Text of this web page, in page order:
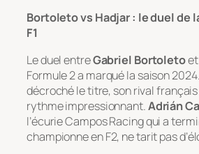
Bortoleto vs Hadjar : le duel de
F1
Le duel entreGabriel Bortoletoet
Formule 2 a marqué la saison
décroché le titre, son rival
rythme impressionnant.Adrián
l’écurie Campos Racing qui a
championne en F2, ne tarit pas